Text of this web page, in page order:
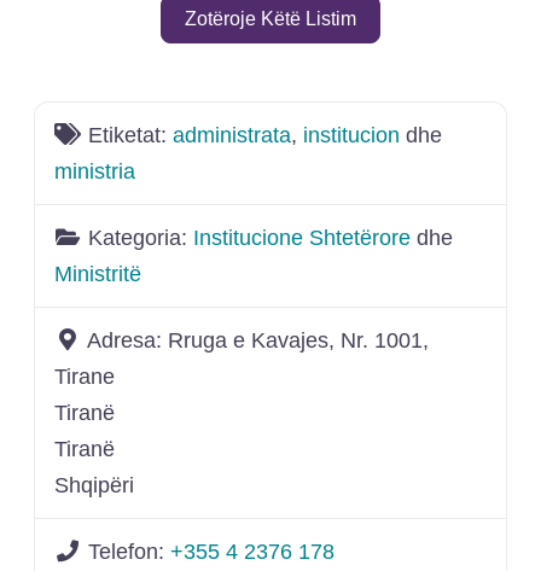
Zotëroje Këtë Listim
Etiketat: administrata, institucion dhe
ministria
Kategoria: Institucione Shtetëroredhe
Ministritë
Adresa: Rruga e Kavajes, Nr. 1001,
Tirane
Tiranë
Tiranë
Shqipëri
Telefon: +355 4 2376 178